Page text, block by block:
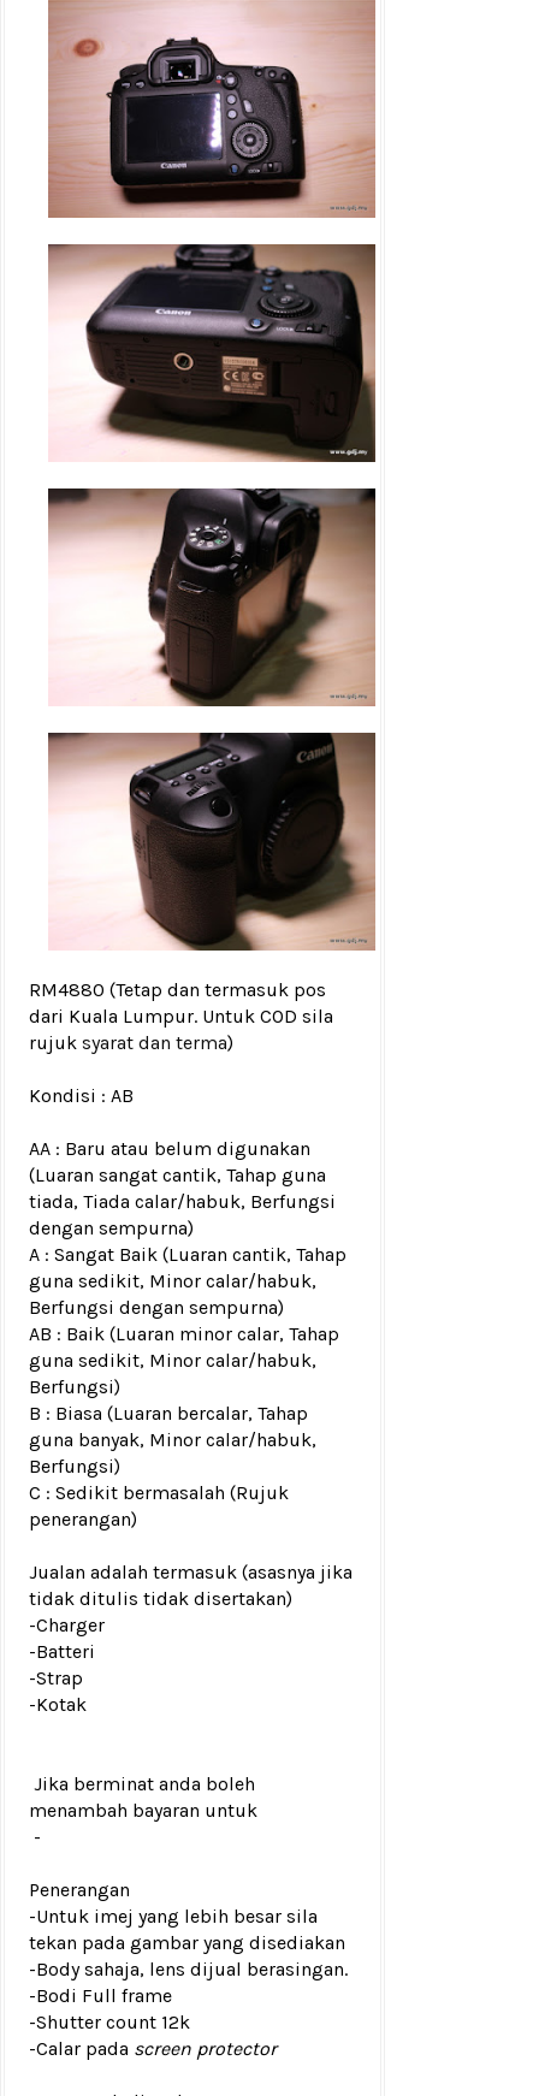
RM4880 (Tetap dan termasuk pos
dari Kuala Lumpur. Untuk COD sila
rujuk syarat dan terma)
Kondisi : AB
AA : Baru atau belum digunakan
(Luaran sangat cantik, Tahap guna
tiada, Tiada calar/habuk, Berfungsi
dengan sempurna)
A : Sangat Baik (Luaran cantik, Tahap
guna sedikit, Minor calar/habuk,
Berfungsi dengan sempurna)
AB : Baik (Luaran minor calar, Tahap
guna sedikit, Minor calar/habuk,
Berfungsi)
B : Biasa (Luaran bercalar, Tahap
guna banyak, Minor calar/habuk,
Berfungsi)
C : Sedikit bermasalah (Rujuk
penerangan)
Jualan adalah termasuk (asasnya jika
tidak ditulis tidak disertakan)
-Charger
-Batteri
-Strap
-Kotak
Jika berminat anda boleh
menambah bayaran untuk
-
Penerangan
-Untuk imej yang lebih besar sila
tekan pada gambar yang disediakan
-Body sahaja, lens dijual berasingan.
-Bodi Full frame
-Shutter count 12k
-Calar pada screen protector